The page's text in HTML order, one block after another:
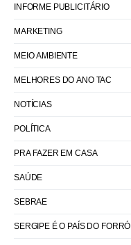
INFORME PUBLICITÁRIO
MARKETING
MEIO AMBIENTE
MELHORES DO ANO TAC
NOTÍCIAS
POLÍTICA
PRA FAZER EM CASA
SAÚDE
SEBRAE
SERGIPE É O PAÍS DO FORRÓ